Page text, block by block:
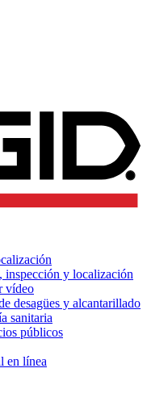
y localización
vídeo
desagües y alcantarillado
sanitaria
públicos
en línea